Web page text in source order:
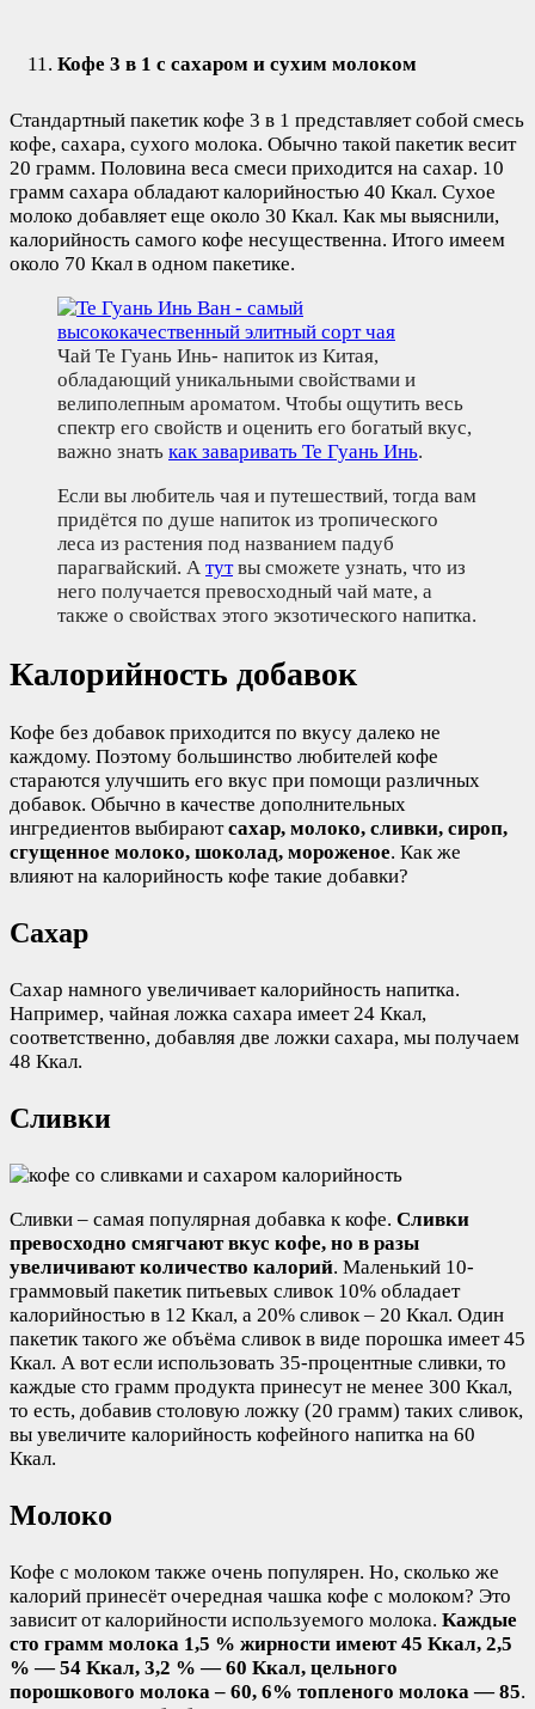
Кофе 3 в 1 с сахаром и сухим молоком
Стандартный пакетик кофе 3 в 1 представляет собой смесь
кофе, сахара, сухого молока. Обычно такой пакетик весит
20 грамм. Половина веса смеси приходится на сахар. 10
грамм сахара обладают калорийностью 40 Ккал. Сухое
молоко добавляет еще около 30 Ккал. Как мы выяснили,
калорийность самого кофе несущественна. Итого имеем
около 70 Ккал в одном пакетике.
Чай Те Гуань Инь- напиток из Китая,
обладающий уникальными свойствами и
велиполепным ароматом. Чтобы ощутить весь
спектр его свойств и оценить его богатый вкус,
важно знать как заваривать Те Гуань Инь.
Если вы любитель чая и путешествий, тогда вам
придётся по душе напиток из тропического
леса из растения под названием падуб
парагвайский. А тутвы сможете узнать, что из
него получается превосходный чай мате, а
также о свойствах этого экзотического напитка.
Калорийность добавок
Кофе без добавок приходится по вкусу далеко не
каждому. Поэтому большинство любителей кофе
стараются улучшить его вкус при помощи различных
добавок. Обычно в качестве дополнительных
ингредиентов выбираютсахар, молоко, сливки, сироп,
сгущенное молоко, шоколад, мороженое. Как же
влияют на калорийность кофе такие добавки?
Сахар
Сахар намного увеличивает калорийность напитка.
Например, чайная ложка сахара имеет 24 Ккал,
соответственно, добавляя две ложки сахара, мы получаем
48 Ккал.
Сливки
Сливки – самая популярная добавка к кофе. Сливки
превосходно смягчают вкус кофе, но в разы
увеличивают количество калорий. Маленький 10-
граммовый пакетик питьевых сливок 10% обладает
калорийностью в 12 Ккал, а 20% сливок – 20 Ккал. Один
пакетик такого же объёма сливок в виде порошка имеет 45
Ккал. А вот если использовать 35-процентные сливки, то
каждые сто грамм продукта принесут не менее 300 Ккал,
то есть, добавив столовую ложку (20 грамм) таких сливок,
вы увеличите калорийность кофейного напитка на 60
Ккал.
Молоко
Кофе с молоком также очень популярен. Но, сколько же
калорий принесёт очередная чашка кофе с молоком? Это
зависит от калорийности используемого молока. Каждые
сто грамм молока 1,5 % жирности имеют 45 Ккал, 2,5
% — 54 Ккал, 3,2 % — 60 Ккал, цельного
порошкового молока – 60, 6% топленого молока — 85.